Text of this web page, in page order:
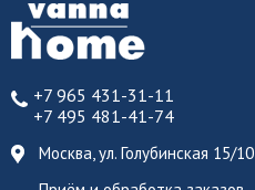
+7 965 431-31-11
+7 495 481-41-74
Москва, ул. Голубинская 15/10